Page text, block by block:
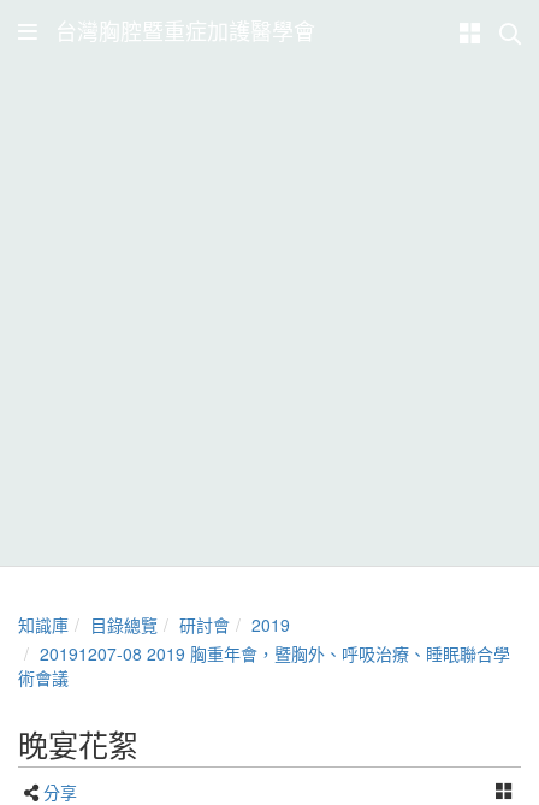
台灣胸腔暨重症加護醫學會
知識庫 目錄總覽 研討會
2019
20191207-08 2019 胸重年會，暨胸外、呼吸治療、睡眠聯合學
術會議
晚宴花絮
分享